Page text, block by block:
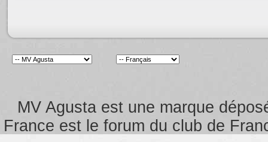
MV Agusta est une marque
France est le forum du club de